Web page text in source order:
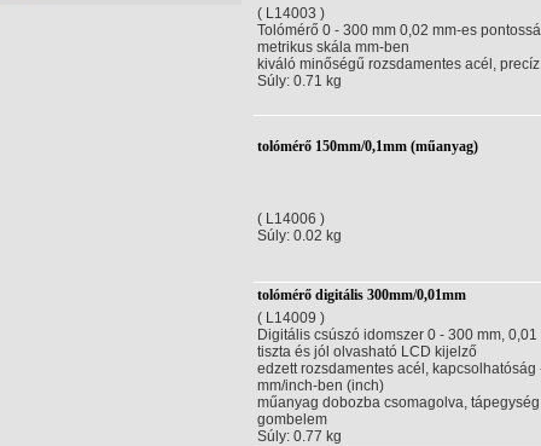
( L14003 )
Tolómérő 0 - 300 mm 0,02 mm-es
metrikus skála mm-ben
kiváló minőségű rozsdamentes acél,
Súly: 0.71 kg
tolómérő 150mm/0,1mm (műanyag)
( L14006 )
Súly: 0.02 kg
tolómérő digitális 300mm/0,01mm
( L14009 )
Digitális csúszó idomszer 0 - 300 mm,
tiszta és jól olvasható LCD kijelző
edzett rozsdamentes acél, kapcsolhatóság
mm/inch-ben (inch)
műanyag dobozba csomagolva,
gombelem
Súly: 0.77 kg